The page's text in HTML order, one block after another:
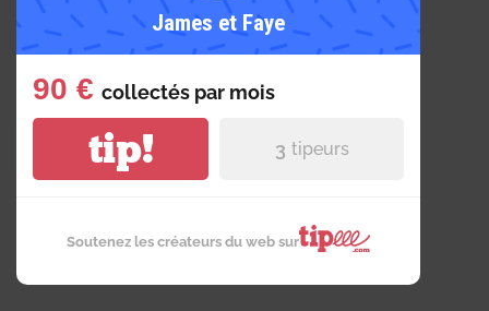
James et Faye
90 € collectés par mois
tip! 3 tipeurs
Soutenez les créateurs du web sur